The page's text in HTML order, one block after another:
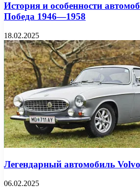
История и особенности
Победа 1946—1958
18.02.2025
Легендарный автомобиль
06.02.2025